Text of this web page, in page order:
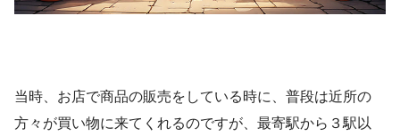
当時、お店で商品の販売をしている時に、普段は近所の
方々が買い物に来てくれるのですが、最寄駅から３駅以